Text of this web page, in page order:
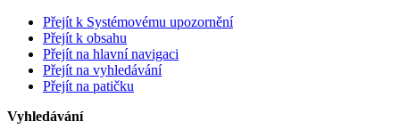
Přejít k Systémovému upozornění
Přejít k obsahu
Přejít na hlavní navigaci
Přejít na vyhledávání
Přejít na patičku
Vyhledávání